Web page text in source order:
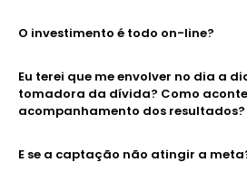
O investimento é todo on-line?
Eu terei que me envolver no dia a
tomadora da dívida? Como
acompanhamento dos resultados?
E se a captação não atingir a